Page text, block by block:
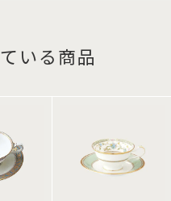
いる商品